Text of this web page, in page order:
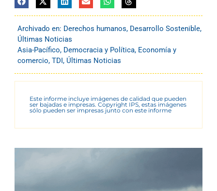
Archivado en: Derechos humanos, Desarrollo Sostenible,
Últimas Noticias
Asia-Pacífico, Democracia y Política, Economía y
comercio, TDI, Últimas Noticias
Este informe incluye imágenes de calidad que pueden
ser bajadas e impresas. Copyright IPS, estas imágenes
sólo pueden ser impresas junto con este informe